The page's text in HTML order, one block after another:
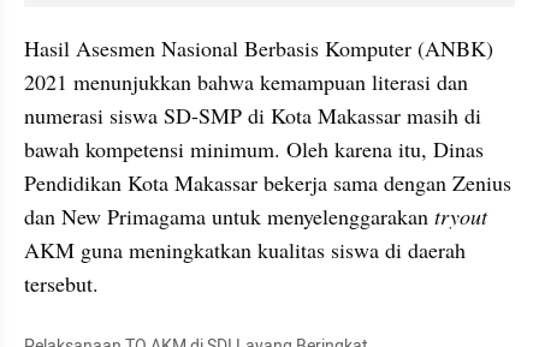
Hasil Asesmen Nasional Berbasis Komputer (ANBK)
2021 menunjukkan bahwa kemampuan literasi dan
numerasi siswa SD-SMP di Kota Makassar masih di
bawah kompetensi minimum. Oleh karena itu, Dinas
Pendidikan Kota Makassar bekerja sama dengan Zenius
dan New Primagama untuk menyelenggarakan
tryout
AKM guna meningkatkan kualitas siswa di daerah
tersebut.